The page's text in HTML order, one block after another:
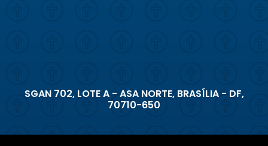
SGAN 702, LOTE A - ASA NORTE, BRASÍLIA - DF,
70710-650